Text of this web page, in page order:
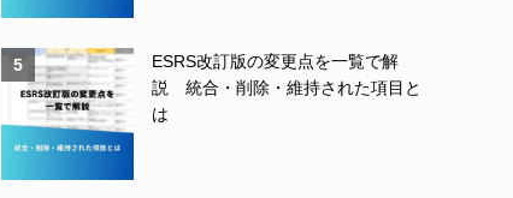
5
ESRS改訂版の変更点を一覧で解
説 統合・削除・維持された項目と
は